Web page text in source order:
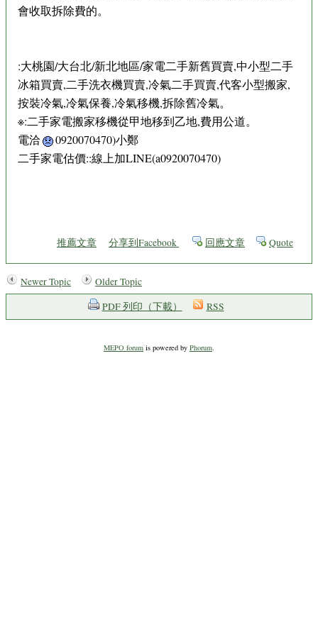
會收取拆除費的。
:大桃園/大台北/新北地區/家電二手新舊買賣,中小型二手
冰箱買賣,二手洗衣機買賣,冷氣二手買賣,代客小型搬家,
按裝冷氣,冷氣保養,冷氣移機,拆除舊冷氣。
※:二手家電搬家移機從甲地移到乙地,費用公道。
電洽
0920070470)小鄭
二手家電估價::線上加LINE(a0920070470)
推薦文章 分享到Facebook 回應文章 Quote
Newer Topic
Older Topic
PDF 列印（下載）
RSS
MEPO forum is powered by Phorum.